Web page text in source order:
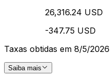
26,316.24 USD
-347.75 USD
Taxas obtidas em 8/5/2026
Saiba mais